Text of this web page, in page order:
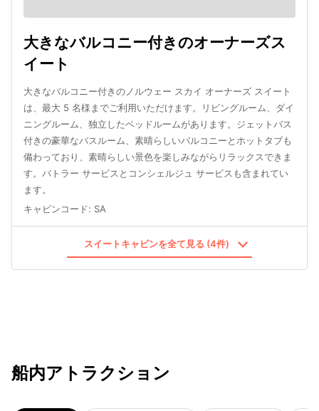
大きなバルコニー付きのオーナーズス
イート
大きなバルコニー付きのノルウェー スカイ オーナーズ スイート
は、最大 5 名様までご利用いただけます。リビングルーム、ダイ
ニングルーム、独立したベッドルームがあります。ジェットバス
付きの豪華なバスルーム、素晴らしいバルコニーとホットタブも
備わっており、素晴らしい景色を楽しみながらリラックスできま
す。バトラー サービスとコンシェルジュ サービスも含まれてい
ます。
キャビンコード: SA
スイートキャビンを全て見る (4件)
船内アトラクション